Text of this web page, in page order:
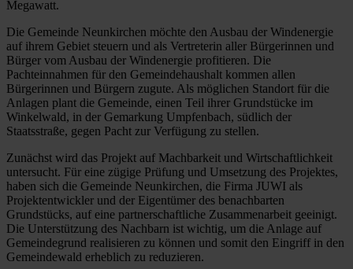
Megawatt.
Die Gemeinde Neunkirchen möchte den Ausbau der Windenergie
auf ihrem Gebiet steuern und als Vertreterin aller Bürgerinnen und
Bürger vom Ausbau der Windenergie profitieren. Die
Pachteinnahmen für den Gemeindehaushalt kommen allen
Bürgerinnen und Bürgern zugute. Als möglichen Standort für die
Anlagen plant die Gemeinde, einen Teil ihrer Grundstücke im
Winkelwald, in der Gemarkung Umpfenbach, südlich der
Staatsstraße, gegen Pacht zur Verfügung zu stellen.
Zunächst wird das Projekt auf Machbarkeit und Wirtschaftlichkeit
untersucht. Für eine zügige Prüfung und Umsetzung des Projektes,
haben sich die Gemeinde Neunkirchen, die Firma JUWI als
Projektentwickler und der Eigentümer des benachbarten
Grundstücks, auf eine partnerschaftliche Zusammenarbeit geeinigt.
Die Unterstützung des Nachbarn ist wichtig, um die Anlage auf
Gemeindegrund realisieren zu können und somit den Eingriff in den
Gemeindewald erheblich zu reduzieren.